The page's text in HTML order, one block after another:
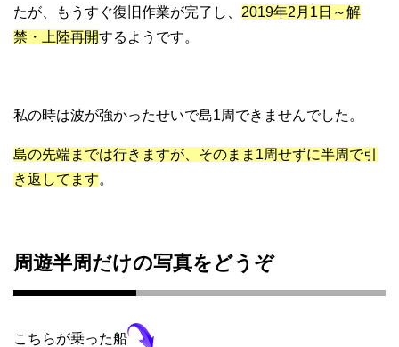
たが、もうすぐ復旧作業が完了し、 2019年2月1日～解
禁・上陸再開するようです。
私の時は波が強かったせいで島1周できませんでした。
島の先端までは行きますが、そのまま1周せずに半周で引
き返してます。
周遊半周だけの写真をどうぞ
こちらが乗った船